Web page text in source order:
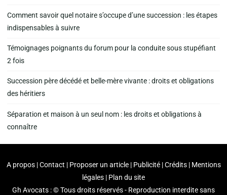
Comment savoir quel notaire s’occupe d’une succession : les étapes
indispensables à suivre
Témoignages poignants du forum pour la conduite sous stupéfiant
2 fois
Succession père décédé et belle-mère vivante : droits et obligations
des héritiers
Séparation et maison à un seul nom : les droits et obligations à
connaître
A propos | Contact | Proposer un article | Publicité | Crédits | Mentions
légales | Plan du site
Gh Avocats : © Tous droits réservés - Reproduction interdite sans